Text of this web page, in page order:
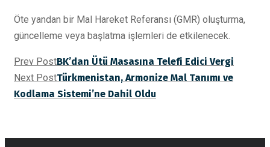
Öte yandan bir Mal Hareket Referansı (GMR) oluşturma,
güncelleme veya başlatma işlemleri de etkilenecek.
Prev PostBK’dan Ütü Masasına Telefi Edici Vergi
Next PostTürkmenistan, Armonize Mal Tanımı ve
Kodlama Sistemi’ne Dahil Oldu